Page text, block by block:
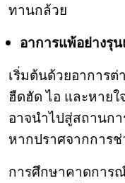
ทานกล้วย
อาการแพ้อย่างรุน
เริ่มต้นด้วยอาการต่
ฮืดฮัด ไอ และหาย
อาจนำไปสู่สถานก
หากปราศจากการ
การศึกษาคาดการ